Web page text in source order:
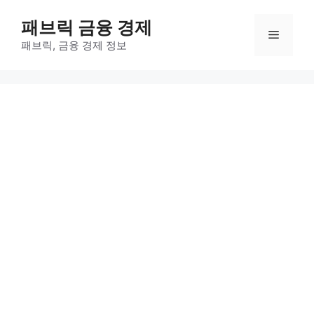
패브릭 금융 경제
패브릭, 금융 경제 정보
메